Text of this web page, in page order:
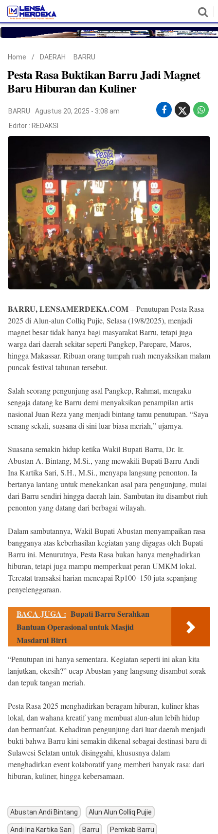
©
Copyright
2026
Lensa
Merdeka
Home / DAERAH BARRU
Pesta Rasa Buktikan Barru Jadi Magnet
Baru Hiburan dan Kuliner
BARRU
Agustus 20, 2025 - 3:08 am
Editor : REDAKSI
BARRU, LENSAMERDEKA.COM– Penutupan Pesta Rasa
2025 di Alun-alun Colliq Pujie, Selasa (19/8/2025), menjadi
magnet besar tidak hanya bagi masyarakat Barru, tetapi juga
warga dari daerah sekitar seperti Pangkep, Parepare, Maros,
hingga Makassar. Ribuan orang tumpah ruah menyaksikan malam
puncak festival tahunan tersebut.
Salah seorang pengunjung asal Pangkep, Rahmat, mengaku
sengaja datang ke Barru demi menyaksikan penampilan artis
nasional Juan Reza yang menjadi bintang tamu penutupan. “Saya
senang sekali, suasana di sini luar biasa meriah,” ujarnya.
Suasana semakin hidup ketika Wakil Bupati Barru, Dr. Ir.
Abustan A. Bintang, M.Si., yang mewakili Bupati Barru Andi
Ina Kartika Sari, S.H., M.Si., menyapa langsung penonton. Ia
bertanya lantang untuk menekankan asal para pengunjung, mulai
dari Barru sendiri hingga daerah lain. Sambutan itu disambut riuh
penonton yang datang dari berbagai wilayah.
Dalam sambutannya, Wakil Bupati Abustan menyampaikan rasa
bangganya atas keberhasilan kegiatan yang digagas oleh Bupati
Barru ini. Menurutnya, Pesta Rasa bukan hanya menghadirkan
hiburan, tetapi juga mampu memperkuat peran UMKM lokal.
Tercatat transaksi harian mencapai Rp100–150 juta sepanjang
penyelenggaraan.
BACA JUGA : Bupati Barru Serahkan
Bantuan Operasional untuk Masjid
Masdarul Birri
“Penutupan ini hanya sementara. Kegiatan seperti ini akan kita
lanjutkan, okesih?” ucap Abustan yang langsung disambut sorak
dan tepuk tangan meriah.
Pesta Rasa 2025 menghadirkan beragam hiburan, kuliner khas
lokal, dan wahana kreatif yang membuat alun-alun lebih hidup
dan bermanfaat. Kehadiran pengunjung dari luar daerah menjadi
bukti bahwa Barru kini semakin dikenal sebagai destinasi baru di
Sulawesi Selatan untuk disinggahi, khususnya dalam
menghadirkan event kolaboratif yang memberi banyak rasa: dari
hiburan, kuliner, hingga kebersamaan.
Abustan Andi Bintang Alun Alun Colliq Pujie
Andi Ina Kartika Sari Barru Pemkab Barru